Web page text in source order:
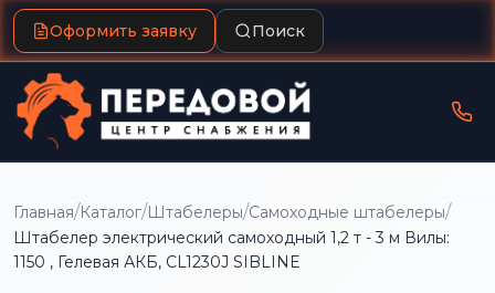
Оформить заявку Поиск
Главная/Каталог/Штабелеры/Самоходные штабелеры/
Штабелер электрический самоходный 1,2 т - 3 м Вилы:
1150 , Гелевая АКБ, CL1230J SIBLINE